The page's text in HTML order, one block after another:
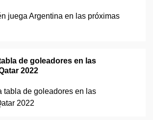
de goleadores en las
2022